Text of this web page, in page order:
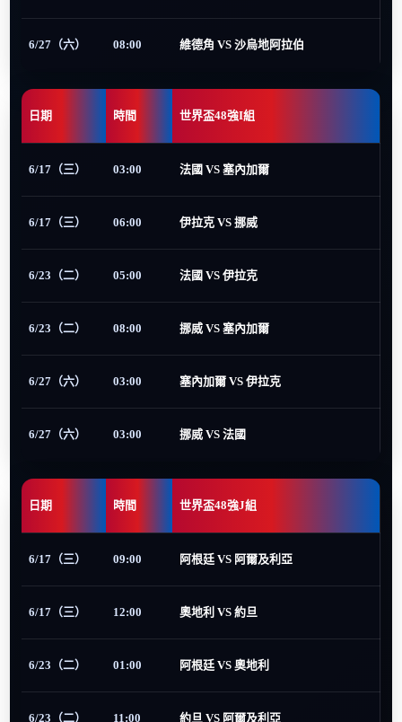
6/27（六） 08:00 維德角 VS 沙烏地阿拉伯
日期 時間 世界盃48強I組
6/17（三） 03:00 法國 VS 塞內加爾
6/17（三） 06:00 伊拉克 VS 挪威
6/23（二） 05:00 法國 VS 伊拉克
6/23（二） 08:00 挪威 VS 塞內加爾
6/27（六） 03:00 塞內加爾 VS 伊拉克
6/27（六） 03:00 挪威 VS 法國
日期 時間 世界盃48強J組
6/17（三） 09:00 阿根廷 VS 阿爾及利亞
6/17（三） 12:00 奧地利 VS 約旦
6/23（二） 01:00 阿根廷 VS 奧地利
6/23（二） 11:00 約旦 VS 阿爾及利亞